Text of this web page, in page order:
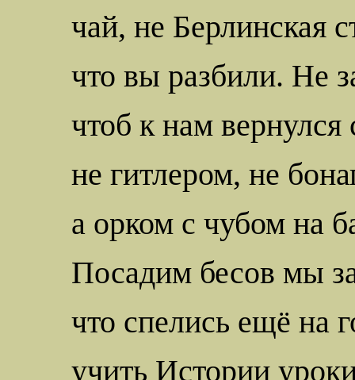
чай, не Берлинская
что вы разбили. Не
чтоб к нам вернулся
не гитлером, не
а орком с чубом на
Посадим бесов мы
что спелись ещё на
учить Истории